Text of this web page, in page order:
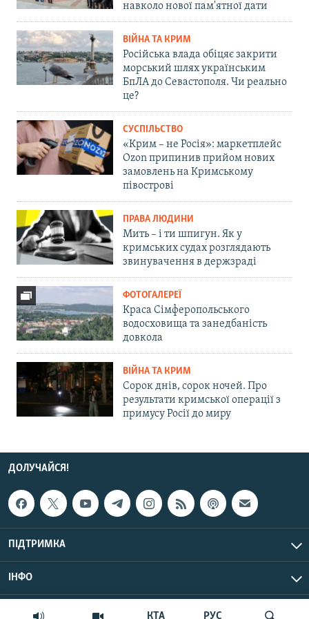
КТА РУС
навколо нової пам'ятної дати
ВІЙНА ТА КРИМ
Російська влада обіцяє закрити
морський шлях українським
БпЛА до Севастополя. Чи реально
це?
СУСПІЛЬСТВО
«Крим – не Росія»: маркетплейс
Ozon припинив прийом нових
замовлень на Кримському
півострові
ПРАВА ЛЮДИНИ
Мить – і ти шпигун. Як у
кримських судах розглядають
звинувачення в держзраді
ФОТОГАЛЕРЕЇ
Краса Сімферопольського
водосховища та занедбаність
довкола
ВІЙНА ТА КРИМ
Сорок днів, сорок ночей. Про
результати кримської операції з
примусу Росії до миру
ДОЛУЧАЙСЯ!
ПІДТРИМКА
ІНФО
© Крим.Реалії, 2026 | Усі права застережено.